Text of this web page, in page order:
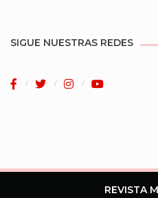
SIGUE NUESTRAS REDES
REVISTA